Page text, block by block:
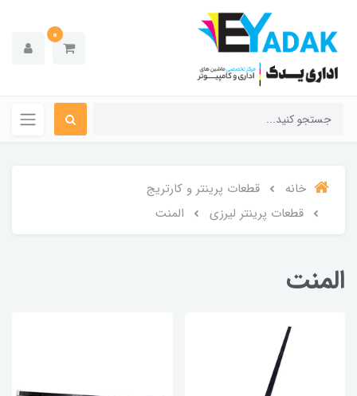
0
خانه
قطعات پرینتر و کارتریج
قطعات پرینتر لیرزی
المنت
المنت